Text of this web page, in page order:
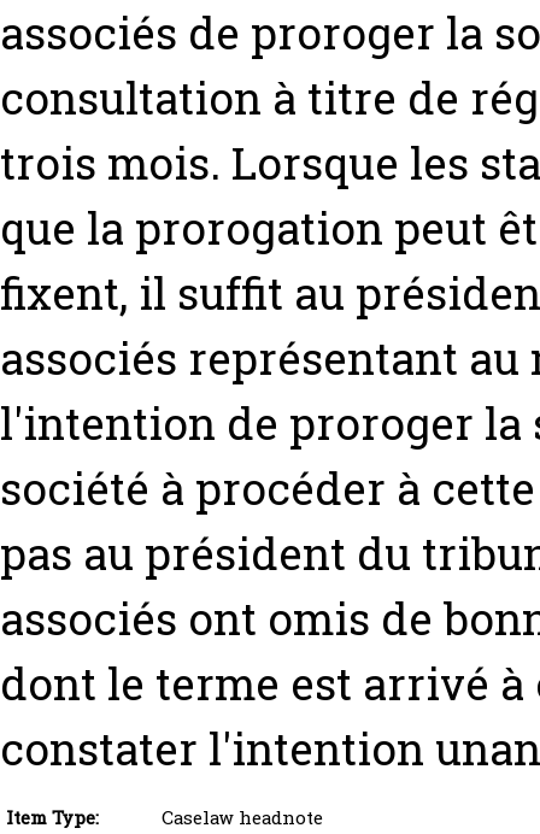
associés de proroger la
consultation à titre de
trois mois. Lorsque les
que la prorogation peut
fixent, il suffit au
associés représentant
l'intention de proroger la
société à procéder à
pas au président du
associés ont omis de
dont le terme est arrivé
constater l'intention
Item Type:
Caselaw headnote